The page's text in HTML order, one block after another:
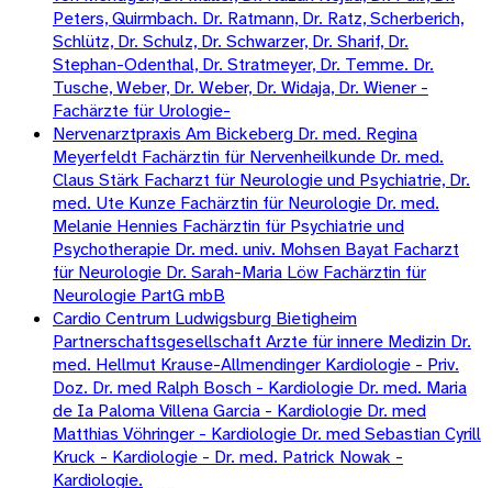
Peters, Quirmbach. Dr. Ratmann, Dr. Ratz, Scherberich,
Schlütz, Dr. Schulz, Dr. Schwarzer, Dr. Sharif, Dr.
Stephan-Odenthal, Dr. Stratmeyer, Dr. Temme. Dr.
Tusche, Weber, Dr. Weber, Dr. Widaja, Dr. Wiener -
Fachärzte für Urologie-
Nervenarztpraxis Am Bickeberg Dr. med. Regina
Meyerfeldt Fachärztin für Nervenheilkunde Dr. med.
Claus Stärk Facharzt für Neurologie und Psychiatrie, Dr.
med. Ute Kunze Fachärztin für Neurologie Dr. med.
Melanie Hennies Fachärztin für Psychiatrie und
Psychotherapie Dr. med. univ. Mohsen Bayat Facharzt
für Neurologie Dr. Sarah-Maria Löw Fachärztin für
Neurologie PartG mbB
Cardio Centrum Ludwigsburg Bietigheim
Partnerschaftsgesellschaft Arzte für innere Medizin Dr.
med. Hellmut Krause-Allmendinger Kardiologie - Priv.
Doz. Dr. med Ralph Bosch - Kardiologie Dr. med. Maria
de Ia Paloma Villena Garcia - Kardiologie Dr. med
Matthias Vöhringer - Kardiologie Dr. med Sebastian Cyrill
Kruck - Kardiologie - Dr. med. Patrick Nowak -
Kardiologie.